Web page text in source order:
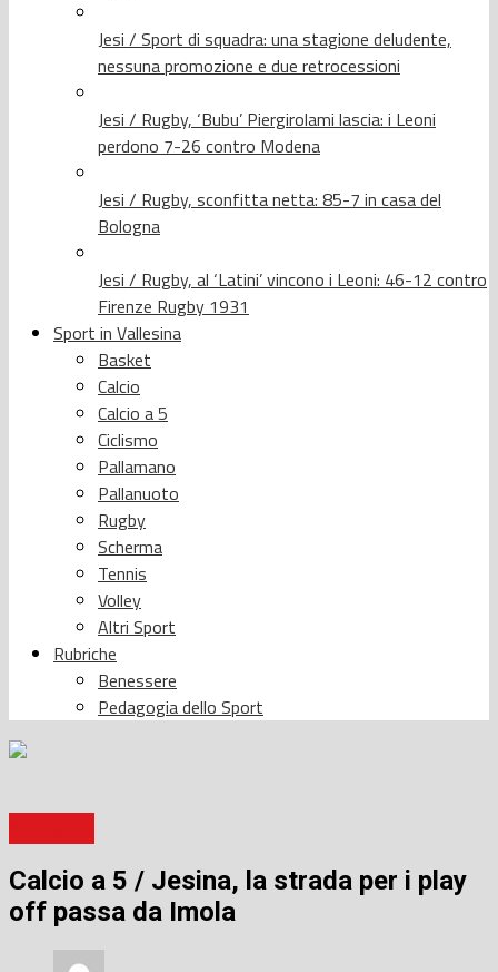
Jesi / Sport di squadra: una stagione deludente,
nessuna promozione e due retrocessioni
Jesi / Rugby, ‘Bubu’ Piergirolami lascia: i Leoni
perdono 7-26 contro Modena
Jesi / Rugby, sconfitta netta: 85-7 in casa del
Bologna
Jesi / Rugby, al ‘Latini’ vincono i Leoni: 46-12 contro
Firenze Rugby 1931
Sport in Vallesina
Basket
Calcio
Calcio a 5
Ciclismo
Pallamano
Pallanuoto
Rugby
Scherma
Tennis
Volley
Altri Sport
Rubriche
Benessere
Pedagogia dello Sport
Calcio a 5 / Jesina, la strada per i play
off passa da Imola